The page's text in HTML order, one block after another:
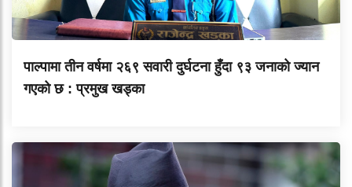
पाल्पामा तीन वर्षमा २६९ सवारी दुर्घटना हुँदा ९३ जनाको ज्यान
गएको छ : प्रमुख खड्का